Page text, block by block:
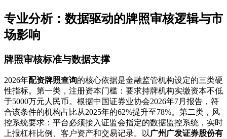
专业分析：数据驱动的牌照审核逻辑与市
场影响
牌照审核标准与数据支撑
2026年配资牌照查询的核心依据是金融监管机构设定的三类硬
性指标。第一类，注册资本门槛：要求持牌机构实缴资本不低
于5000万元人民币。根据中国证券业协会2026年7月报告，符
合该条件的机构占比从2025年的62%提升至78%。第二类，风
控系统要求：平台必须接入证监会指定的数据监控系统，实时
上报杠杆比例、客户资产和交易记录。以 广州广发证券股份有